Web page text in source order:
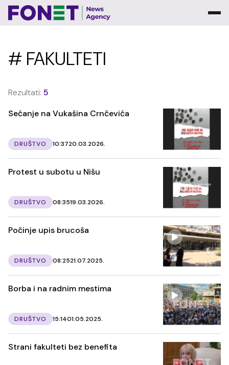
# FAKULTETI
Rezultati: 5
Sećanje na Vukašina Crnčevića
DRUŠTVO 10:3720.03.2026.
Protest u subotu u Nišu
DRUŠTVO 08:3519.03.2026.
Počinje upis brucoša
DRUŠTVO 08:2521.07.2025.
Borba i na radnim mestima
DRUŠTVO 15:1401.05.2025.
Strani fakulteti bez benefita